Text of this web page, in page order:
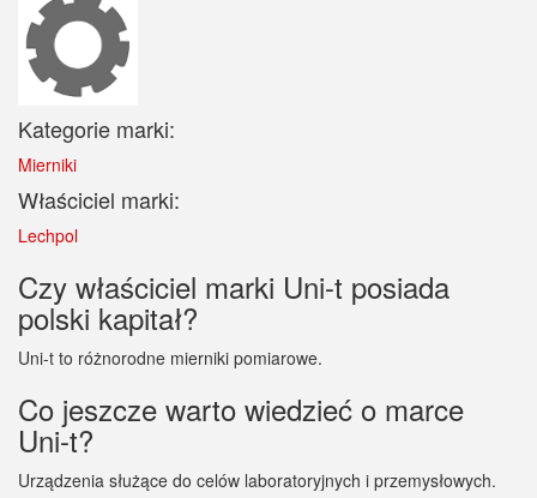
Kategorie marki:
Mierniki
Właściciel marki:
Lechpol
Czy właściciel marki Uni-t posiada
polski kapitał?
Uni-t to różnorodne mierniki pomiarowe.
Co jeszcze warto wiedzieć o marce
Uni-t?
Urządzenia służące do celów laboratoryjnych i przemysłowych.